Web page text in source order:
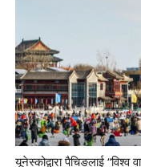
यूनेस्कोद्वारा पैचिङलाई “विश्व